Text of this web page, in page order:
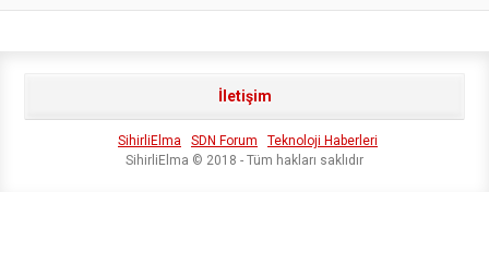
İletişim
SihirliElma SDN Forum
Teknoloji Haberleri
SihirliElma © 2018 - Tüm hakları saklıdır